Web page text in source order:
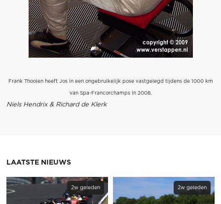
Frank Thoolen heeft Jos in een ongebruikelijk pose vastgelegd tijdens de 1000 km
van Spa-Francorchamps in 2008.
Niels Hendrix & Richard de Klerk
LAATSTE NIEUWS
2w geleden 2w geleden